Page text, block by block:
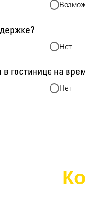
Нет
гостинице на
Нет